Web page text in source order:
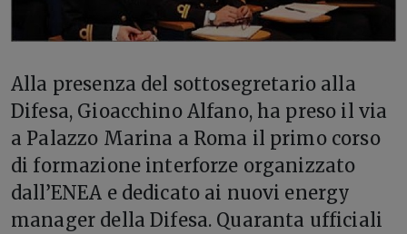
Alla presenza del sottosegretario alla
Difesa, Gioacchino Alfano, ha preso il via
a Palazzo Marina a Roma il primo corso
di formazione interforze organizzato
dall’ENEA e dedicato ai nuovi energy
manager della Difesa. Quaranta ufficiali